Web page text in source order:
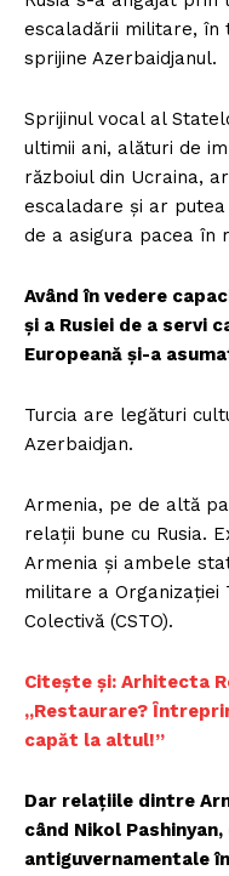
escaladării militare, în
sprijine Azerbaidjanul.
Sprijinul vocal al
ultimii ani, alături de
războiul din Ucraina,
escaladare și ar
de a asigura pacea în
Având în vedere
și a Rusiei de a servi
Europeană și-a
Turcia are legături
Azerbaidjan.
Armenia, pe de altă
relații bune cu Rusia.
Armenia și ambele
militare a Organizației
Colectivă (CSTO).
Citește și: Arhitecta
„Restaurare?
capăt la altul!”
Dar relațiile dintre
când Nikol
antiguvernamentale